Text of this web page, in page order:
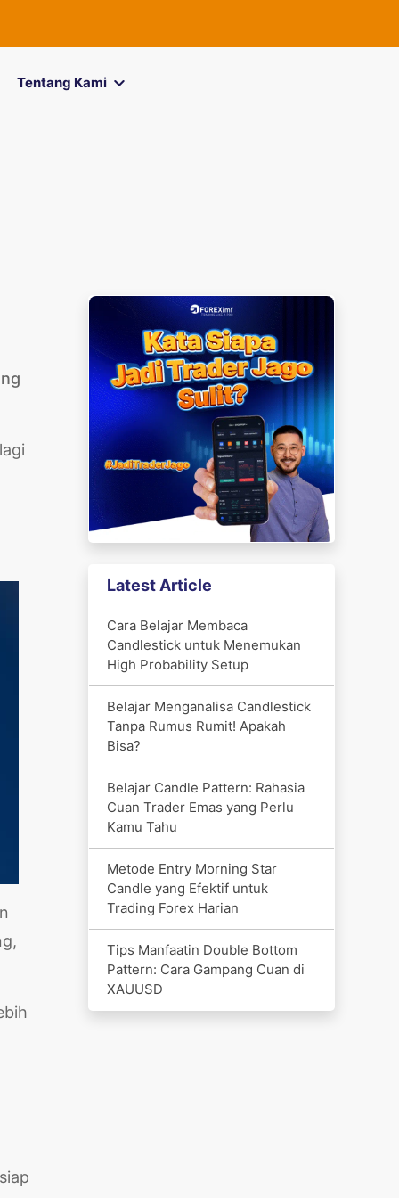
Tentang Kami
Latest Article
Cara Belajar Membaca
Candlestick untuk Menemukan
High Probability Setup
Belajar Menganalisa Candlestick
Tanpa Rumus Rumit! Apakah
Bisa?
Belajar Candle Pattern: Rahasia
Cuan Trader Emas yang Perlu
Kamu Tahu
Metode Entry Morning Star
Candle yang Efektif untuk
Trading Forex Harian
Tips Manfaatin Double Bottom
Pattern: Cara Gampang Cuan di
XAUUSD